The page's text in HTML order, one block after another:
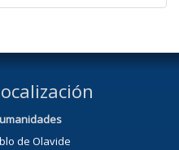
de Olavide